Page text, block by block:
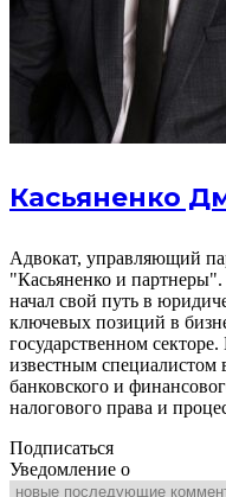
Касьяненко
Адвокат, управляющий
"Касьяненко и
начал свой путь в
ключевых позиций в
государственном
известным специалистом
банковского и
налогового права и
Подписаться
Уведомление о